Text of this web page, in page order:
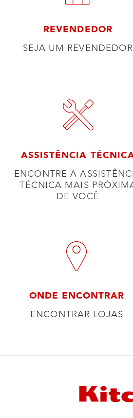
REVENDEDOR
SEJA UM REVENDEDOR
ASSISTÊNCIA
ENCONTRE A
TÉCNICA MAIS
DE VOCÊ
ONDE ENCONTRAR
ENCONTRAR LOJAS